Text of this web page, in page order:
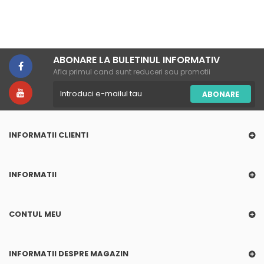
ABONARE LA BULETINUL INFORMATIV
Afla primul cand sunt reduceri sau promotii
ABONARE
INFORMATII CLIENTI
INFORMATII
CONTUL MEU
INFORMATII DESPRE MAGAZIN